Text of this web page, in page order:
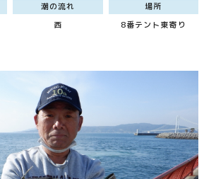
潮の流れ
西
場所
8番テント東寄り